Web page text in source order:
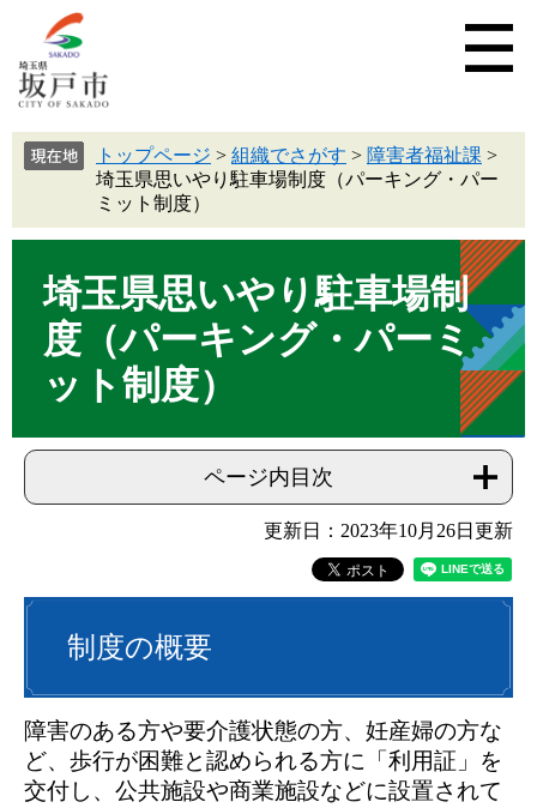
トップページ > 組織でさがす > 障害者福祉課 >
埼玉県思いやり駐車場制度（パーキング・パー
ミット制度）
埼玉県思いやり駐車場制
度（パーキング・パーミ
ット制度）
ページ内目次
更新日：2023年10月26日更新
制度の概要
障害のある方や要介護状態の方、妊産婦の方な
ど、歩行が困難と認められる方に「利用証」を
交付し、公共施設や商業施設などに設置されて